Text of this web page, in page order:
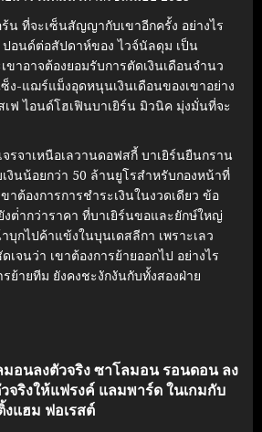
น ที่จะเซ็นสัญญากับเขาอีกครั้ง อย่างไร
ปอนด์ต่อสัปดาห์ของ ไวจ์นัลดุม เป็น
ขาอาจต้องยอมรับการตัดเงินเดือนจํานว
ง-แฌร์แม็งอุดหนุนเงินเดือนของเขาอย่าง
เฟ ไอนด์โฮเฟินบาเยิร์น มิวนิค มุ่งมั่นที่จะ
รจาเหนือเลวานดอฟสกี้ บาเยิร์นยืนกราน
งินน้อยกว่า 50 ล้านยูโรสําหรับกองหน้าที่
าต้องการการชําระเงินในงวดเดียว ข้อ
งต่ํากว่าราคา ที่บาเยิร์นขอและยักษ์ใหญ่
บุกไปค้าแข้งในบุนเดสลีกา เพราะเลว
จนว่า เขาต้องการย้ายออกไป อย่างไร
รย้ายทีม ยังคงชะงักงันกับทั้งสองฝ่าย
อนลงตัวจริง ซาโลมอน รอนดอน ลง
จริงให้แฟรงค์ แลมพาร์ด ในเกมกับ
แฮม ฟอเรสต์